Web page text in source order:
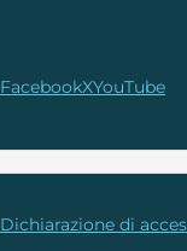
FacebookXYouTube
Dichiarazione di